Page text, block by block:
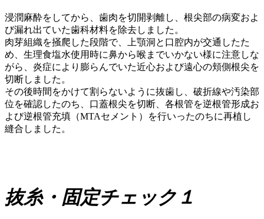
浸潤麻酔をしてから、歯肉を切開剥離し、根尖部の病変およ
び漏れ出ていた歯科材料を除去しました。
肉芽組織を掻爬した段階で、上顎洞と口腔内が交通したた
め、生理食塩水使用時に鼻から喉までいかない様に注意しな
がら、炎症により膨らんでいた近心および遠心の頬側根尖を
切断しました。
その後時間をかけて割らないように抜歯し、破折線や汚染部
位を確認したのち、口蓋根尖を切断、各根管を逆根管形成お
よび逆根管充填（MTAセメント）を行いったのちに再植し
縫合しました。
抜糸・固定チェック１